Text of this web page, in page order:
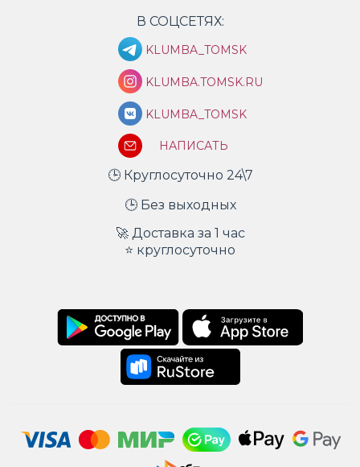
В СОЦСЕТЯХ:
KLUMBA_TOMSK
KLUMBA.TOMSK.RU
KLUMBA_TOMSK
НАПИСАТЬ
🕒 Круглосуточно 24\7
🕒 Без выходных
🚀 Доставка за 1 час
⭐ круглосуточно